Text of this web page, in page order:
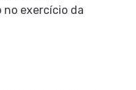
no exercício da